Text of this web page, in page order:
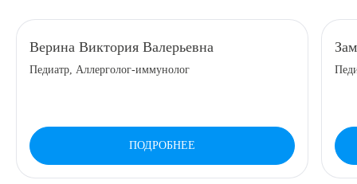
ЗАКАЗАТЬ ЗВОНОК
Верина Виктория Валерьевна
Педиатр, Аллерголог-иммунолог
ПОДРОБНЕЕ